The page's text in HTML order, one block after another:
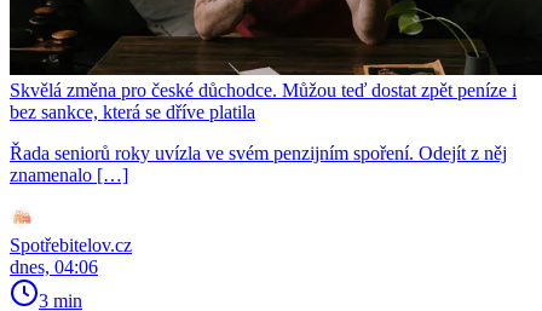
Skvělá změna pro české důchodce. Můžou teď dostat zpět peníze i
bez sankce, která se dříve platila
Řada seniorů roky uvízla ve svém penzijním spoření. Odejít z něj
znamenalo […]
Spotřebitelov.cz
dnes, 04:06
3 min